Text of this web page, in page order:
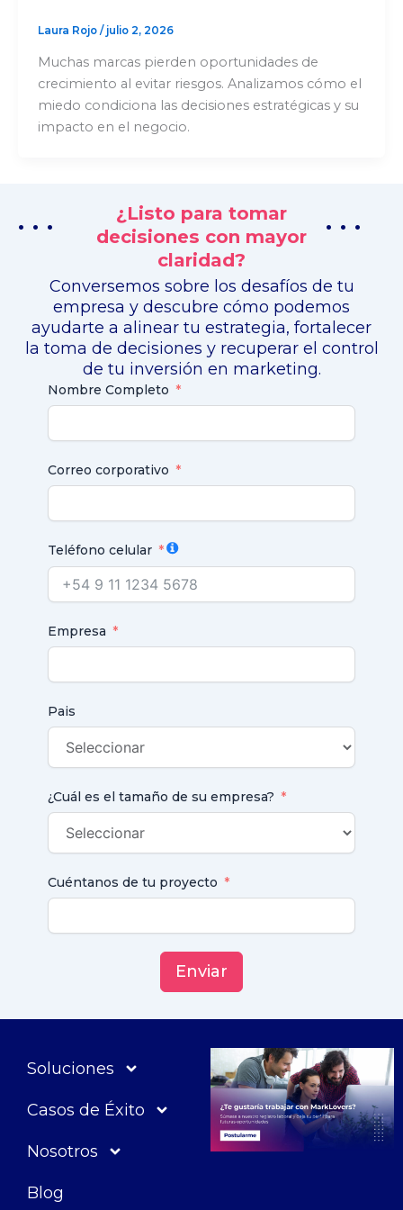
Laura Rojo / julio 2, 2026
Muchas marcas pierden oportunidades de
crecimiento al evitar riesgos. Analizamos cómo el
miedo condiciona las decisiones estratégicas y su
impacto en el negocio.
. . .
¿Listo para tomar
decisiones con mayor
claridad?
. . .
Conversemos sobre los desafíos de tu
empresa y descubre cómo podemos
ayudarte a alinear tu estrategia, fortalecer
la toma de decisiones y recuperar el control
de tu inversión en marketing.
Nombre Completo
Correo corporativo
Teléfono celular
Empresa
Pais
¿Cuál es el tamaño de su empresa?
Cuéntanos de tu proyecto
Enviar
Soluciones
Casos de Éxito
Nosotros
Blog